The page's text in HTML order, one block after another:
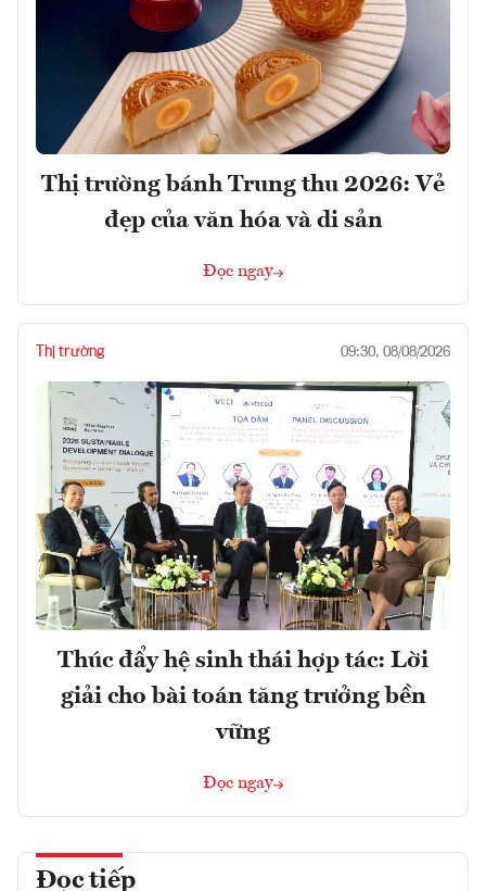
Thị trường bánh Trung thu 2026: Vẻ
đẹp của văn hóa và di sản
Đọc ngay
Thị trường 09:30, 08/08/2026
Thúc đẩy hệ sinh thái hợp tác: Lời
giải cho bài toán tăng trưởng bền
vững
Đọc ngay
Đọc tiếp